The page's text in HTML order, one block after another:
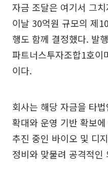
자금 조달은 여기서 그
이날 30억원 규모의 제
행도 함께 결정했다. 발
파트너스투자조합1호이
이다.
회사는 해당 자금을 타
확대와 운영 기반 확보
추진 중인 바이오 및 디
정비와 맞물려 공격적인